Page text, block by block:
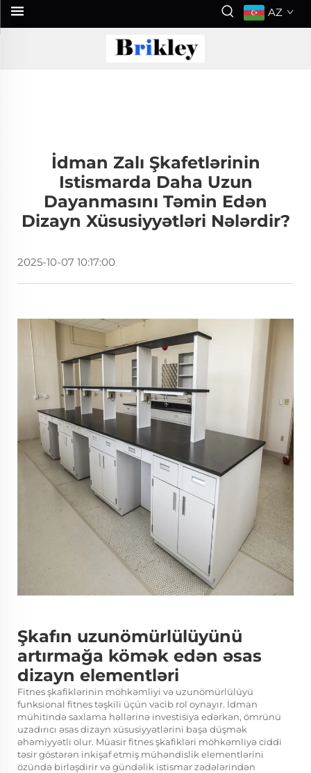
AZ
İdman Zalı Şkafetlərinin
Istismarda Daha Uzun
Dayanmasını Təmin Edən
Dizayn Xüsusiyyətləri Nələrdir?
2025-10-07 10:17:00
Şkafın uzunömürlülüyünü
artırmağa kömək edən əsas
dizayn elementləri
Fitnes şkafiklərinin möhkəmliyi və uzunömürlülüyü
funksional fitnes təşkili üçün vacib rol oynayır. İdman
mühitində saxlama həllərinə investisiya edərkən, ömrünü
uzadırıcı əsas dizayn xüsusiyyətlərini başa düşmək
əhəmiyyətli olur. Müasir fitnes şkafikləri möhkəmliyə ciddi
təsir göstərən inkişaf etmiş mühəndislik elementlərini
özündə birləşdirir və gündəlik istismar zədələrindən